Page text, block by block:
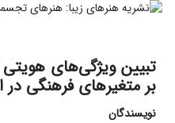
تبیین ویژگی‌های
بر متغیرهای فرهنگی در
نویسندگان